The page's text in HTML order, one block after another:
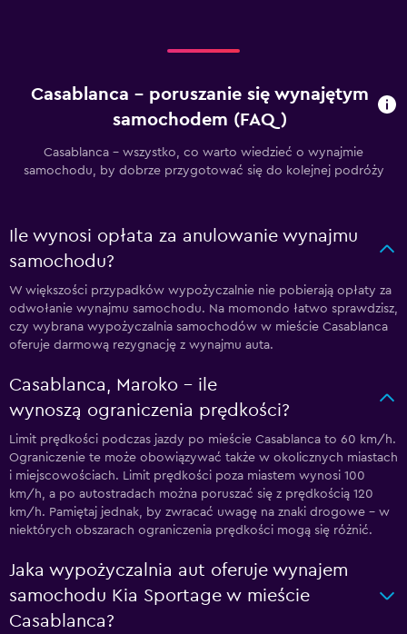
Casablanca – poruszanie się wynajętym
samochodem (FAQ)
Casablanca - wszystko, co warto wiedzieć o wynajmie
samochodu, by dobrze przygotować się do kolejnej podróży
Ile wynosi opłata za anulowanie wynajmu
samochodu?
W większości przypadków wypożyczalnie nie pobierają opłaty za
odwołanie wynajmu samochodu. Na momondo łatwo sprawdzisz,
czy wybrana wypożyczalnia samochodów w mieście Casablanca
oferuje darmową rezygnację z wynajmu auta.
Casablanca, Maroko – ile
wynoszą ograniczenia prędkości?
Limit prędkości podczas jazdy po mieście Casablanca to 60 km/h.
Ograniczenie te może obowiązywać także w okolicznych miastach
i miejscowościach. Limit prędkości poza miastem wynosi 100
km/h, a po autostradach można poruszać się z prędkością 120
km/h. Pamiętaj jednak, by zwracać uwagę na znaki drogowe – w
niektórych obszarach ograniczenia prędkości mogą się różnić.
Jaka wypożyczalnia aut oferuje wynajem
samochodu Kia Sportage w mieście
Casablanca?